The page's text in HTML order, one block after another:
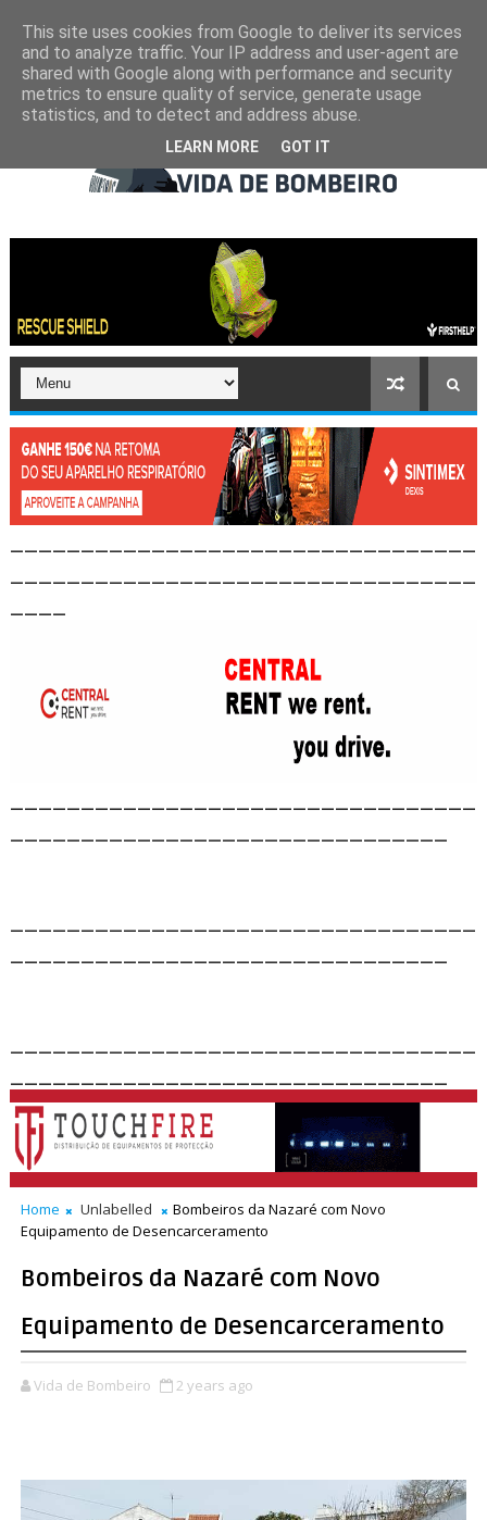
Home Unlabelled
Bombeiros da Nazaré com Novo
Equipamento de Desencarceramento
Bombeiros da Nazaré com Novo
Equipamento de Desencarceramento
Vida de Bombeiro 2 years ago
This site uses cookies from Google to deliver its services
and to analyze traffic. Your IP address and user-agent are
shared with Google along with performance and security
metrics to ensure quality of service, generate usage
statistics, and to detect and address abuse.
LEARN MORE GOT IT